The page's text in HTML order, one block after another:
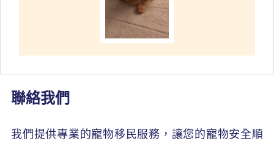
聯絡我們
我們提供專業的寵物移民服務，讓您的寵物安全順